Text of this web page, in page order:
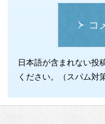
コ
日本語が含まれない投
ください。（スパム対